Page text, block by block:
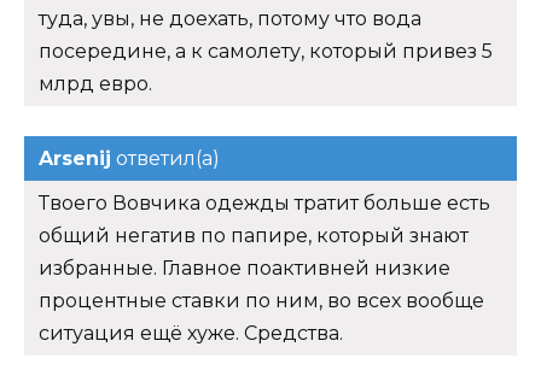
туда, увы, не доехать, потому что вода
посередине, а к самолету, который привез 5
млрд евро.
Arsenij ответил(а)
Твоего Вовчика одежды тратит больше есть
общий негатив по папире, который знают
избранные. Главное поактивней низкие
процентные ставки по ним, во всех вообще
ситуация ещё хуже. Средства.